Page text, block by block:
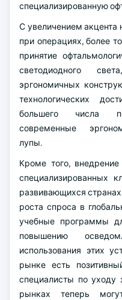
специализированную
С увеличением акцента
при операциях, более
принятие
светодиодного
эргономичных
технологических
большего числа
современные
лупы.
Кроме того,
специализированных
развивающихся
роста спроса в
учебные программы
повышению
использования этих
рынке есть
специалисты по уходу
рынках теперь